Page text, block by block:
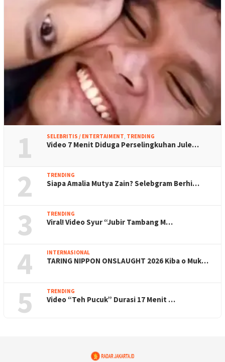
1 SELEBRITIS / ENTERTAIMENT, TRENDING
Video 7 Menit Diduga Perselingkuhan Jule…
2 TRENDING
Siapa Amalia Mutya Zain? Selebgram Berhi…
3 TRENDING
Viral! Video Syur “Jubir Tambang M…
4 INTERNASIONAL
TARING NIPPON ONSLAUGHT 2026 Kiba o Muk…
5 TRENDING
Video “Teh Pucuk” Durasi 17 Menit …